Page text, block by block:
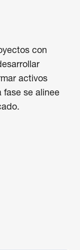
con
activos
fase se alinee